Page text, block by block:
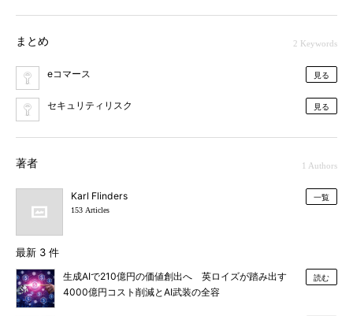
まとめ 2 Keywords
eコマース 見る
セキュリティリスク 見る
著者 1 Authors
Karl Flinders
153 Articles
一覧
最新 3 件
生成AIで210億円の価値創出へ 英ロイズが踏み出す
4000億円コスト削減とAI武装の全容
読む